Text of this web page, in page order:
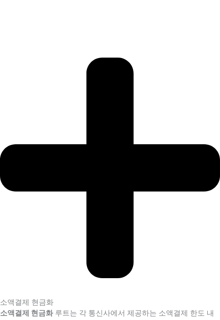
소액결제 현금화
소액결제 현금화루트는 각 통신사에서 제공하는 소액결제 한도 내